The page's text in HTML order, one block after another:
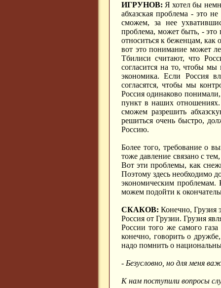
ИГРУНОВ: Я хотел бы
абхазская проблема - это
сможем, за нее
проблема, может быть, -
относиться к беженцам, как
вот это понимание может
Тбилиси считают, что
согласится на то, чтобы мы
экономика. Если Россия
согласятся, чтобы мы
Россия одинаково
пункт в наших
сможем разрешить
решиться очень быстро,
Россию.
Более того, требование о
тоже давление связано с
Вот эти проблемы, как
Поэтому здесь необходимо
экономическим
можем подойти к
СКАКОВ: Конечно, Грузия
Россия от Грузии. Грузия
России того же самого
конечно, говорить о
надо помнить о
- Безусловно, но для меня
К нам поступили вопросы